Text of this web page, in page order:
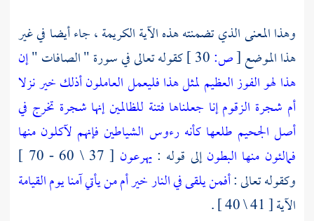
وهذا المعنى الذي تضمنته هذه الآية الكريمة ، جاء أيضا في غير
هذا الموضع[ص: كقوله تعالى في سورة " الصافات "إن
هذا لهو الفوز العظيملمثل هذا فليعمل العاملونأذلك خير نزلا
أم شجرة الزقومإنا جعلناها فتنة للظالمينإنها شجرة تخرج في
أصل الجحيم طلعها كأنه رءوس الشياطين فإنهم لآكلون منها
فمالئون منها البطونإلى قوله :يهرعون
[ 37 \ 60 - 70 ]
وكقوله تعالى :أفمن يلقى في النار خير أم من يأتي آمنا يوم القيامة
الآية [ 41 \ 40 ] .